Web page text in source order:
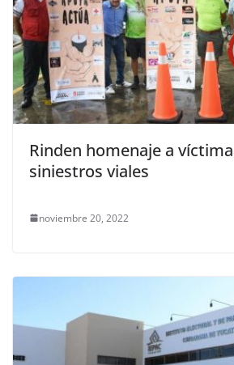
Rinden homenaje a
siniestros viales
noviembre 20, 2022